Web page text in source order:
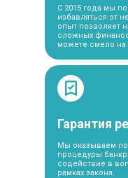
С 2015 года мы
избавляться от
опыт позволяет
сложных
можете смело на
Гарантия
Мы оказываем
процедуры
содействие в
рамках закона.